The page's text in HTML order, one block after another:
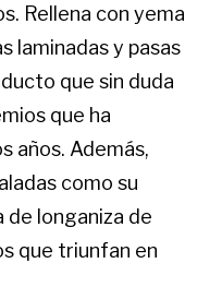
Rellena con yema
laminadas y pasas
que sin duda
que ha
años. Además,
como su
de longaniza de
que triunfan en